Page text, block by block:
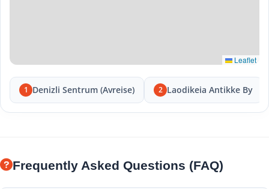
Leaflet
1 Denizli Sentrum (Avreise) 2 Laodikeia Antikke By
Frequently Asked Questions (FAQ)